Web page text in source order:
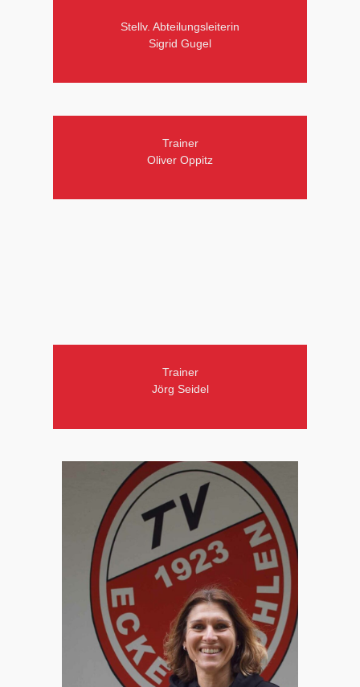
Stellv. Abteilungsleiterin
Sigrid Gugel
Trainer
Oliver Oppitz
Trainer
Jörg Seidel